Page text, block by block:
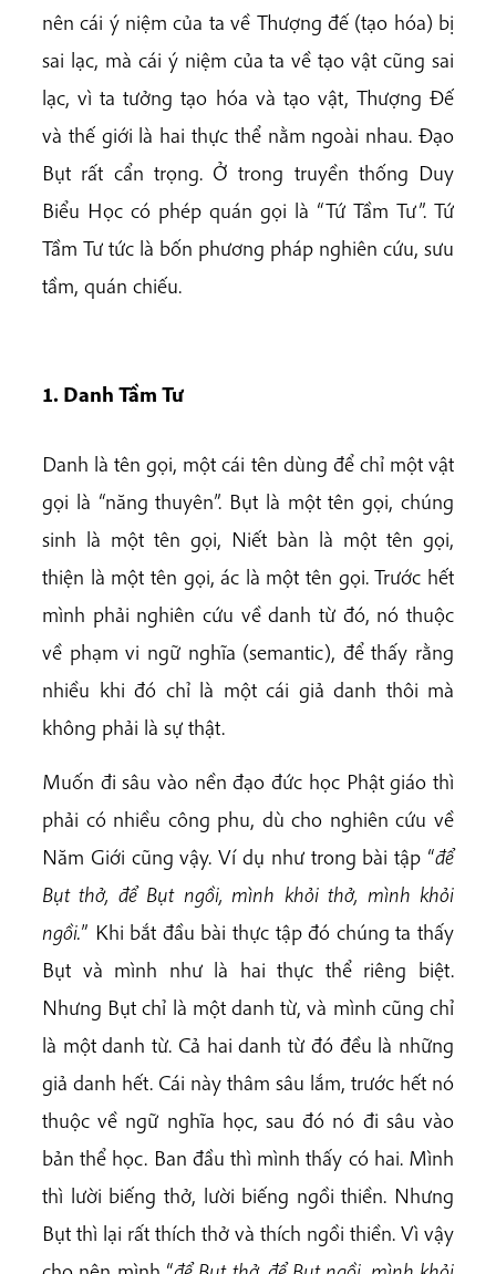
nên cái ý niệm của ta về Thượng đế (tạo hóa) bị
sai lạc, mà cái ý niệm của ta về tạo vật cũng sai
lạc, vì ta tưởng tạo hóa và tạo vật, Thượng Đế
và thế giới là hai thực thể nằm ngoài nhau. Đạo
Bụt rất cẩn trọng. Ở trong truyền thống Duy
Biểu Học có phép quán gọi là “Tứ Tầm Tư”. Tứ
Tầm Tư tức là bốn phương pháp nghiên cứu, sưu
tầm, quán chiếu.
1. Danh Tầm Tư
Danh là tên gọi, một cái tên dùng để chỉ một vật
gọi là “năng thuyên”. Bụt là một tên gọi, chúng
sinh là một tên gọi, Niết bàn là một tên gọi,
thiện là một tên gọi, ác là một tên gọi. Trước hết
mình phải nghiên cứu về danh từ đó, nó thuộc
về phạm vi ngữ nghĩa (semantic), để thấy rằng
nhiều khi đó chỉ là một cái giả danh thôi mà
không phải là sự thật.
Muốn đi sâu vào nền đạo đức học Phật giáo thì
phải có nhiều công phu, dù cho nghiên cứu về
Năm Giới cũng vậy. Ví dụ như trong bài tập “để
Bụt thở, để Bụt ngồi, mình khỏi thở, mình khỏi
ngồi.” Khi bắt đầu bài thực tập đó chúng ta thấy
Bụt và mình như là hai thực thể riêng biệt.
Nhưng Bụt chỉ là một danh từ, và mình cũng chỉ
là một danh từ. Cả hai danh từ đó đều là những
giả danh hết. Cái này thâm sâu lắm, trước hết nó
thuộc về ngữ nghĩa học, sau đó nó đi sâu vào
bản thể học. Ban đầu thì mình thấy có hai. Mình
thì lười biếng thở, lười biếng ngồi thiền. Nhưng
Bụt thì lại rất thích thở và thích ngồi thiền. Vì vậy